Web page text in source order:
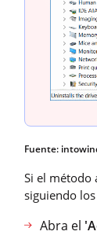
Fuente:
Si el método
siguiendo
Abra el